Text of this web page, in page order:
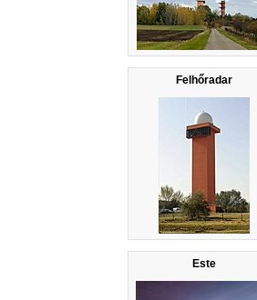
Felhőradar
Este